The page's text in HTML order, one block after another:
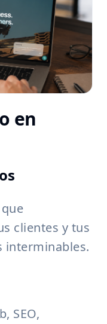
en
clientes y tus
interminables.
SEO,